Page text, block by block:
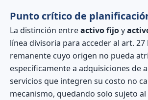
Punto crítico de
La distinción entreactivo fijoy
línea divisoria para acceder al art. 27
remanente cuyo origen no pueda
específicamente a adquisiciones de
servicios que integren su costo no
mecanismo, quedando solo sujeto